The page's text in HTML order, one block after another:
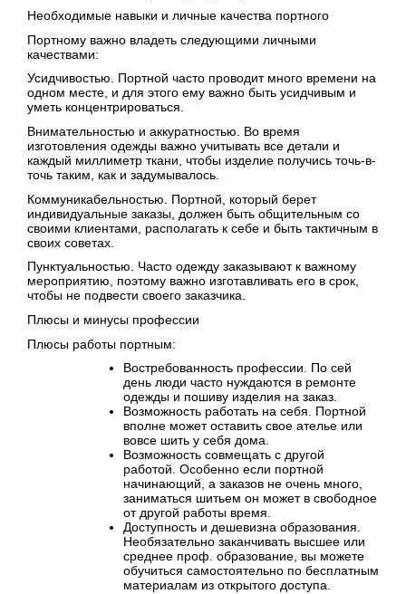
Необходимые навыки и личные качества портного
Портному важно владеть следующими личными
качествами:
Усидчивостью. Портной часто проводит много времени на
одном месте, и для этого ему важно быть усидчивым и
уметь концентрироваться.
Внимательностью и аккуратностью. Во время
изготовления одежды важно учитывать все детали и
каждый миллиметр ткани, чтобы изделие получись точь-в-
точь таким, как и задумывалось.
Коммуникабельностью. Портной, который берет
индивидуальные заказы, должен быть общительным со
своими клиентами, располагать к себе и быть тактичным в
своих советах.
Пунктуальностью. Часто одежду заказывают к важному
мероприятию, поэтому важно изготавливать его в срок,
чтобы не подвести своего заказчика.
Плюсы и минусы профессии
Плюсы работы портным:
Востребованность профессии. По сей
день люди часто нуждаются в ремонте
одежды и пошиву изделия на заказ.
Возможность работать на себя. Портной
вполне может оставить свое ателье или
вовсе шить у себя дома.
Возможность совмещать с другой
работой. Особенно если портной
начинающий, а заказов не очень много,
заниматься шитьем он может в свободное
от другой работы время.
Доступность и дешевизна образования.
Необязательно заканчивать высшее или
среднее проф. образование, вы можете
обучиться самостоятельно по бесплатным
материалам из открытого доступа.